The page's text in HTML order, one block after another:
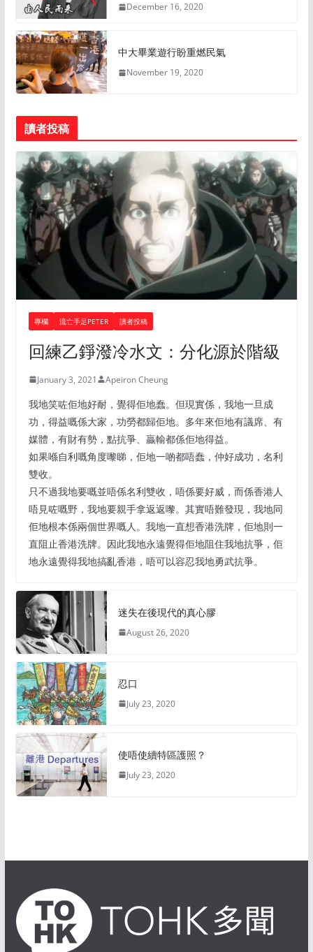
December 16, 2020
中大畢業遊行盼重燃民氣
November 19, 2020
讀者投稿
專欄 流亡手足PETER 讀者投稿
回練乙錚潑冷水文：分化源於階級
January 3, 2021 Apeiron Cheung
我地笑咗佢地好耐，覺得佢地蠢。但現實係，我地一旦成
功，得益嘅係大家，功勞都歸佢地。多年來佢地有議席、有
媒體，有財有勢，點抗爭、贏輸都係佢地得益。
如果喺自利嘅角度嚟睇，佢地一啲都唔蠢，仲好成功，名利
雙收。
只不過我地要嘅並唔係名利雙收，唔係要好威，而係香港人
唔見咗嘅野，我地要親手拿返返嚟。其實唔難發現，我地同
佢地根本係兩個世界嘅人。我地一直想香港洗牌，佢地則一
直阻止香港洗牌。因此我地永遠覺得佢地阻住我地抗爭，佢
地永遠覺得我地搞亂香港，唔可以容忍我地勇武抗爭。
迷失在後現代的真心膠
August 26, 2020
忍口
July 23, 2020
使唔使續特區護照？
July 23, 2020